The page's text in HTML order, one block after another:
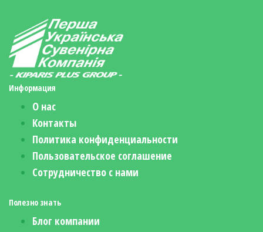
Информация
О нас
Контакты
Политика конфиденциальности
Пользовательское соглашение
Сотрудничество с нами
Полезно знать
Блог компании